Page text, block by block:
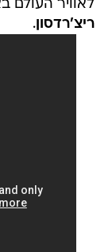
לאוויר
ריצ'רדסון.